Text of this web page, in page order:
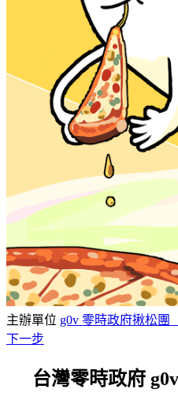
主辦單位 g0v 零時政府揪松團
下一步
台灣零時政府